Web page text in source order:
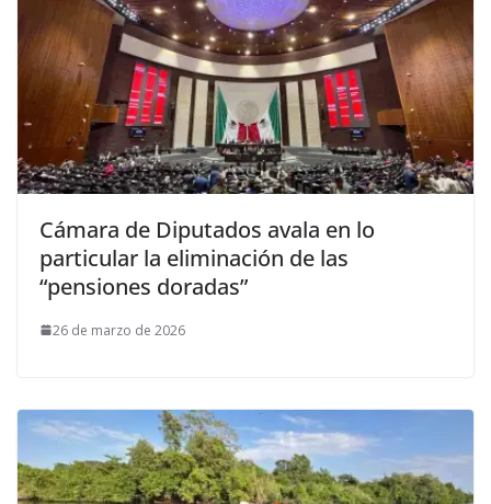
Cámara de Diputados avala en lo
particular la eliminación de las
“pensiones doradas”
26 de marzo de 2026